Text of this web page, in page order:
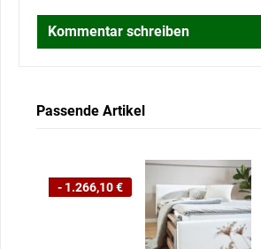
Kommentar schreiben
Passende Artikel
- 1.266,10 €